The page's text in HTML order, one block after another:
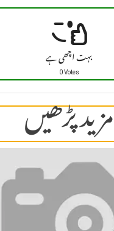
بہت اچھی ہے
0 Votes
مزید پڑھیں